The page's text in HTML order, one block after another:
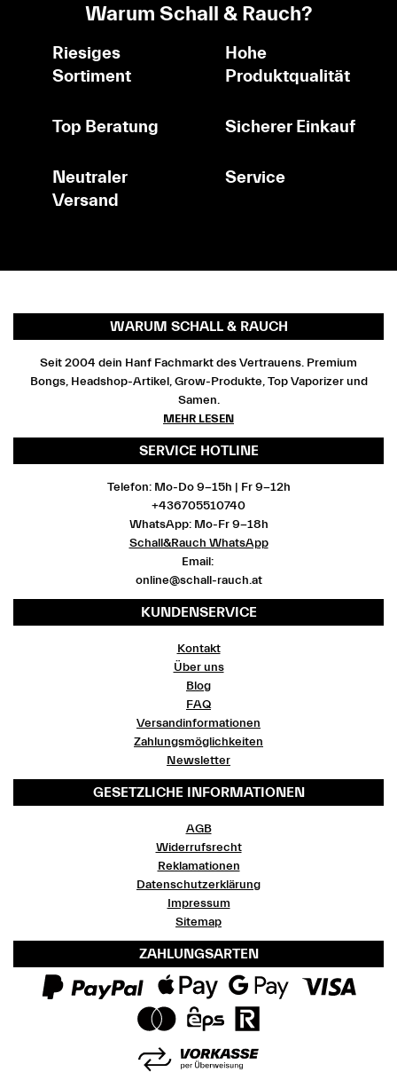
Warum Schall & Rauch?
Riesiges
Sortiment
Hohe
Produktqualität
Top Beratung Sicherer Einkauf
Neutraler
Versand
Service
WARUM SCHALL & RAUCH
Seit 2004 dein Hanf Fachmarkt des Vertrauens. Premium
Bongs, Headshop-Artikel, Grow-Produkte, Top Vaporizer und
Samen.
MEHR LESEN
SERVICE HOTLINE
Telefon: Mo-Do 9-15h | Fr 9-12h
+436705510740
WhatsApp: Mo-Fr 9-18h
Schall&Rauch WhatsApp
Email:
online@schall-rauch.at
KUNDENSERVICE
Kontakt
Über uns
Blog
FAQ
Versandinformationen
Zahlungsmöglichkeiten
Newsletter
GESETZLICHE INFORMATIONEN
AGB
Widerrufsrecht
Reklamationen
Datenschutzerklärung
Impressum
Sitemap
ZAHLUNGSARTEN